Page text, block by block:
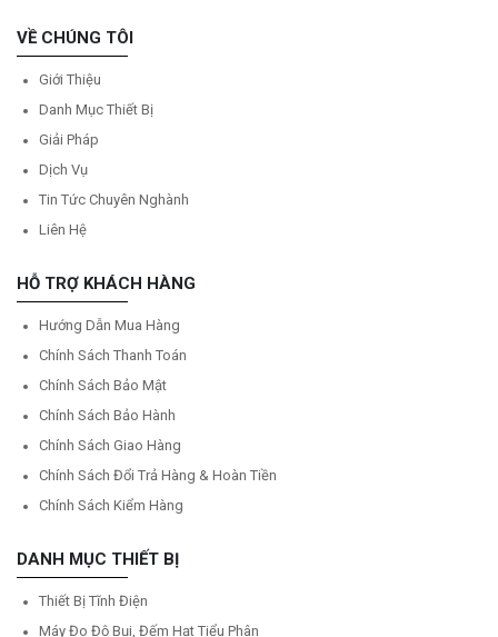
VỀ CHÚNG TÔI
Giới Thiệu
Danh Mục Thiết Bị
Giải Pháp
Dịch Vụ
Tin Tức Chuyên Nghành
Liên Hệ
HỖ TRỢ KHÁCH HÀNG
Hướng Dẫn Mua Hàng
Chính Sách Thanh Toán
Chính Sách Bảo Mật
Chính Sách Bảo Hành
Chính Sách Giao Hàng
Chính Sách Đổi Trả Hàng & Hoàn Tiền
Chính Sách Kiểm Hàng
DANH MỤC THIẾT BỊ
Thiết Bị Tĩnh Điện
Máy Đo Độ Bụi, Đếm Hạt Tiểu Phân